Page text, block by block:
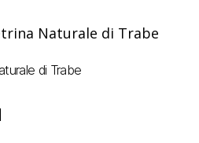
di Trabe